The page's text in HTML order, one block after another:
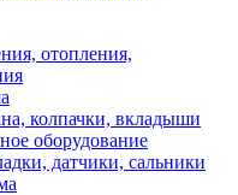
отопления,
колпачки, вкладыши
оборудование
датчики, сальники